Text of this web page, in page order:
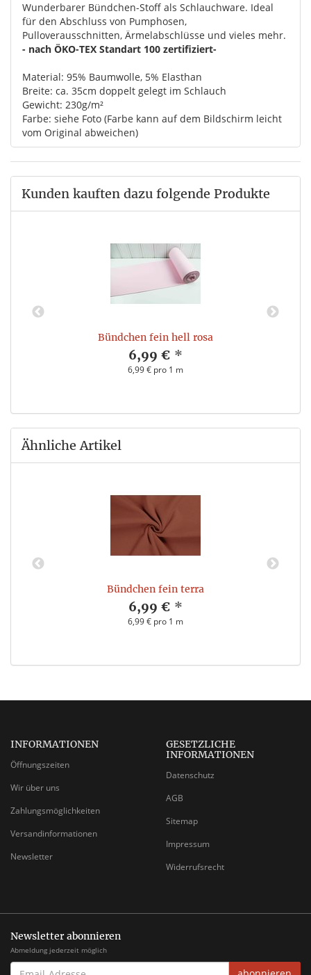
Wunderbarer Bündchen-Stoff als Schlauchware. Ideal
für den Abschluss von Pumphosen,
Pulloverausschnitten, Ärmelabschlüsse und vieles mehr.
- nach ÖKO-TEX Standart 100 zertifiziert-
Material: 95% Baumwolle, 5% Elasthan
Breite: ca. 35cm doppelt gelegt im Schlauch
Gewicht: 230g/m²
Farbe: siehe Foto (Farbe kann auf dem Bildschirm leicht
vom Original abweichen)
Kunden kauften dazu folgende Produkte
Bündchen fein hell rosa
6,99 € *
6,99 € pro 1 m
Ähnliche Artikel
Bündchen fein terra
6,99 € *
6,99 € pro 1 m
INFORMATIONEN
Öffnungszeiten
Wir über uns
Zahlungsmöglichkeiten
Versandinformationen
Newsletter
GESETZLICHE
INFORMATIONEN
Datenschutz
AGB
Sitemap
Impressum
Widerrufsrecht
Newsletter abonnieren
Abmeldung jederzeit möglich
EMAIL-